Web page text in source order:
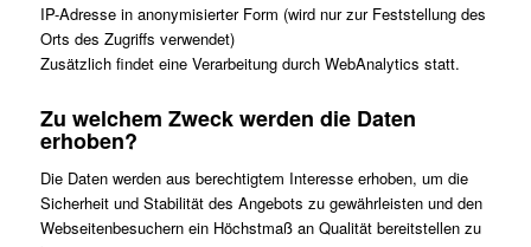
IP-Adresse in anonymisierter Form (wird nur zur Feststellung des
Orts des Zugriffs verwendet)
Zusätzlich findet eine Verarbeitung durch WebAnalytics statt.
Zu welchem Zweck werden die Daten
erhoben?
Die Daten werden aus berechtigtem Interesse erhoben, um die
Sicherheit und Stabilität des Angebots zu gewährleisten und den
Webseitenbesuchern ein Höchstmaß an Qualität bereitstellen zu